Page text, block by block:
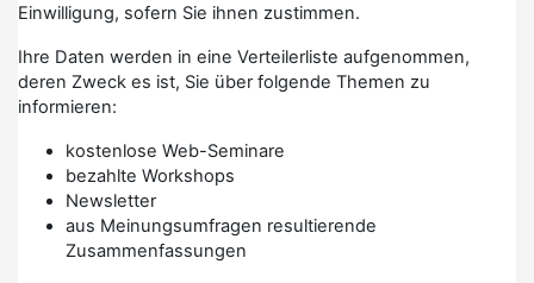
Einwilligung, sofern Sie ihnen zustimmen.
Ihre Daten werden in eine Verteilerliste aufgenommen,
deren Zweck es ist, Sie über folgende Themen zu
informieren:
kostenlose Web-Seminare
bezahlte Workshops
Newsletter
aus Meinungsumfragen resultierende
Zusammenfassungen